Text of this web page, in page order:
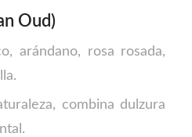
Oud)
arándano, rosa rosada,
combina dulzura